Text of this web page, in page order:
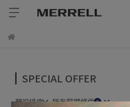
SPECIAL OFFER
預設排序 所有篩選條件